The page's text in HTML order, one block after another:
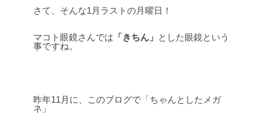
さて、そんな1月ラストの月曜日！
マコト眼鏡さんでは 「きちん」 とした眼鏡という
事ですね。
昨年11月に、このブログで「ちゃんとしたメガ
ネ」